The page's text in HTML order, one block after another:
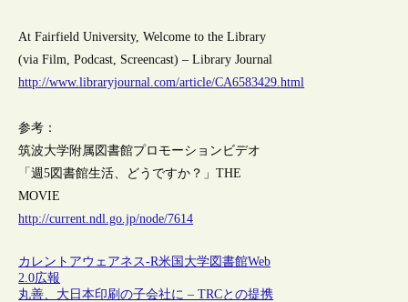
At Fairfield University, Welcome to the Library
(via Film, Podcast, Screencast) – Library Journal
http://www.libraryjournal.com/article/CA6583429.html
参考：
筑波大学附属図書館プロモーションビデオ
「週5図書館生活、どうですか？」THE
MOVIE
http://current.ndl.go.jp/node/7614
カレントアウェアネス-R米国 大学図書館Web
2.0広報
丸善、大日本印刷の子会社に – TRCとの提携